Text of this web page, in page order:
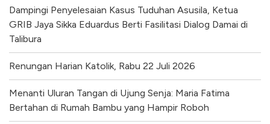
Dampingi Penyelesaian Kasus Tuduhan Asusila, Ketua
GRIB Jaya Sikka Eduardus Berti Fasilitasi Dialog Damai di
Talibura
Renungan Harian Katolik, Rabu 22 Juli 2026
Menanti Uluran Tangan di Ujung Senja: Maria Fatima
Bertahan di Rumah Bambu yang Hampir Roboh